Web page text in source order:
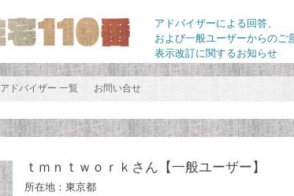
アドバイザーによる回答、
および一般ユーザーからのご
表示改訂に関するお知らせ
アドバイザー 一覧 お問い合せ
ｔｍｎｔｗｏｒｋさん 【一般ユーザー】
所在地：東京都